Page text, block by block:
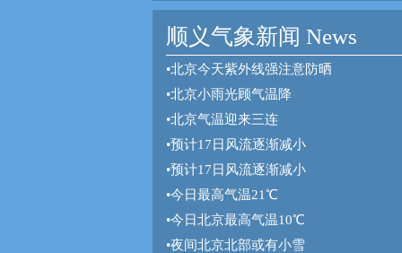
顺义气象新闻 News
•北京今天紫外线强注意防晒
•北京小雨光顾气温降
•北京气温迎来三连
•预计17日风流逐渐减小
•预计17日风流逐渐减小
•今日最高气温21℃
•今日北京最高气温10℃
•夜间北京北部或有小雪